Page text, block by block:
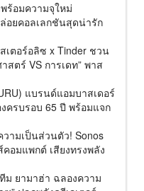
ร้อมความจุใหม่
อยคอลเลกชันสุดน่ารัก
เตอร์อลิซ x Tinder ชวน
สตร์ VS การเดท” พาส
แบรนด์แอมบาสเดอร์
ครบรอบ 65 ปี พร้อมแจก
วามเป็นส่วนตัว! Sonos
คอมแพกต์ เสียงทรงพลัง
ม ยามาฮ่า ฉลองความ